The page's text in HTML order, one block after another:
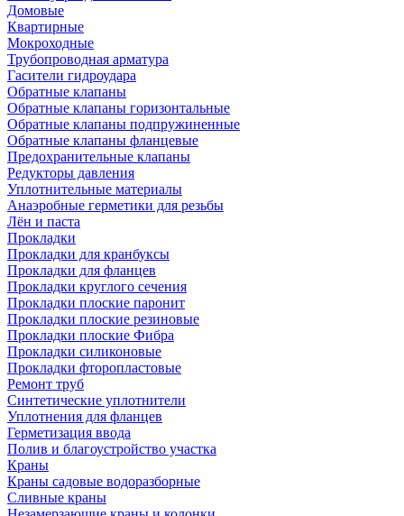
Домовые
Квартирные
Мокроходные
Трубопроводная арматура
Гасители гидроудара
Обратные клапаны
Обратные клапаны горизонтальные
Обратные клапаны подпружиненные
Обратные клапаны фланцевые
Предохранительные клапаны
Редукторы давления
Уплотнительные материалы
Анаэробные герметики для резьбы
Лён и паста
Прокладки
Прокладки для кранбуксы
Прокладки для фланцев
Прокладки круглого сечения
Прокладки плоские паронит
Прокладки плоские резиновые
Прокладки плоские Фибра
Прокладки силиконовые
Прокладки фторопластовые
Ремонт труб
Синтетические уплотнители
Уплотнения для фланцев
Герметизация ввода
Полив и благоустройство участка
Краны
Краны садовые водоразборные
Сливные краны